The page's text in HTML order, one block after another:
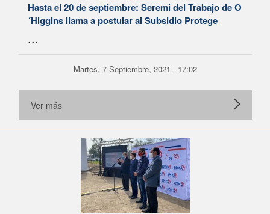
Hasta el 20 de septiembre: Seremi del Trabajo de O
´Higgins llama a postular al Subsidio Protege
...
Martes, 7 Septiembre, 2021 - 17:02
Ver más